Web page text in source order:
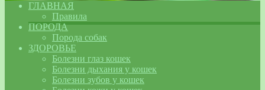
ГЛАВНАЯ
Правила
ПОРОДА
Порода собак
ЗДОРОВЬЕ
Болезни глаз кошек
Болезни дыхания у кошек
Болезни зубов у кошек